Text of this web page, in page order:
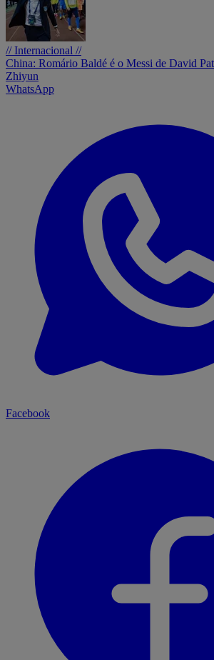
// Internacional //
China: Romário Baldé é o Messi de David
Zhiyun
WhatsApp
Facebook